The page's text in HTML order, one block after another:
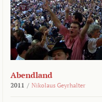
Abendland
2011 / Nikolaus Geyrhalter